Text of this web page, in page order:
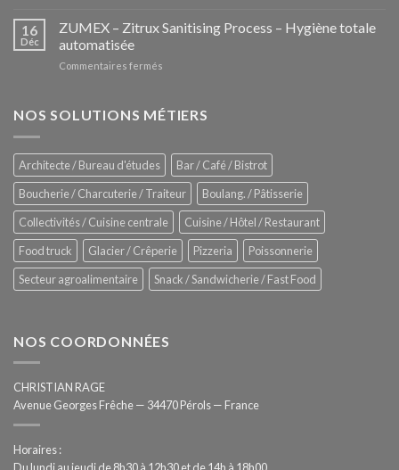
des
–
Le
de
16
Déc
ZUMEX – Zitrux Sanitising Process – Hygiène totale
automatisée
Commentaires fermés
Zitrux
–
Hygiène
totale
automatisée
NOS SOLUTIONS MÉTIERS
Architecte / Bureau d'études
Bar / Café / Bistrot
Boucherie / Charcuterie / Traiteur
Boulang. / Pâtisserie
Collectivités / Cuisine centrale
Cuisine / Hôtel / Restaurant
Food truck
Glacier / Crêperie Pizzeria
Poissonnerie
Secteur agroalimentaire
Snack / Sandwicherie / Fast Food
NOS COORDONNÉES
CHRISTIAN RAGE
Avenue Georges Frêche — 34470 Pérols — France
Horaires :
Du lundi au jeudi de 8h30 à 12h30 et de 14h à 18h00